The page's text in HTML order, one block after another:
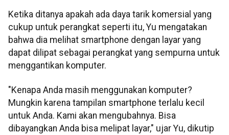
Ketika ditanya apakah ada daya tarik komersial yang
cukup untuk perangkat seperti itu, Yu mengatakan
bahwa dia melihat smartphone dengan layar yang
dapat dilipat sebagai perangkat yang sempurna untuk
menggantikan komputer.
"Kenapa Anda masih menggunakan komputer?
Mungkin karena tampilan smartphone terlalu kecil
untuk Anda. Kami akan mengubahnya. Bisa
dibayangkan Anda bisa melipat layar," ujar Yu, dikutip